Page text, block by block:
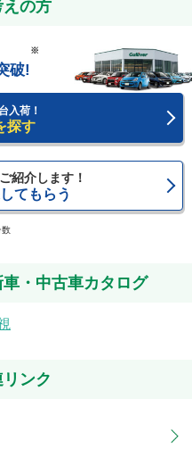
の方
破!
※
入荷！
探す
紹介します！
てもらう
数
・中古車カタログ
ンク